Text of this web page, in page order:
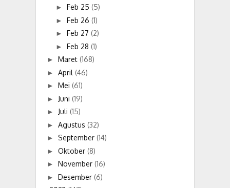
► Feb 25 (5)
► Feb 26 (1)
► Feb 27 (2)
► Feb 28 (1)
► Maret (168)
► April (46)
► Mei (61)
► Juni (19)
► Juli (15)
► Agustus (32)
► September (14)
► Oktober (8)
► November (16)
► Desember (6)